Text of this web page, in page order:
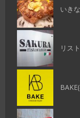
いき
リス